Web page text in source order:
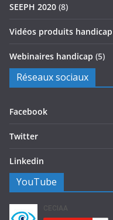
SEEPH 2020 (8)
Vidéos produits handicap
Webinaires handicap (5)
Réseaux sociaux
Facebook
Twitter
Linkedin
YouTube